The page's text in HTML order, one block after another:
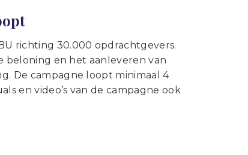
richting 30.000 opdrachtgevers.
beloning en het aanleveren van
De campagne loopt minimaal 4
en video’s van de campagne ook